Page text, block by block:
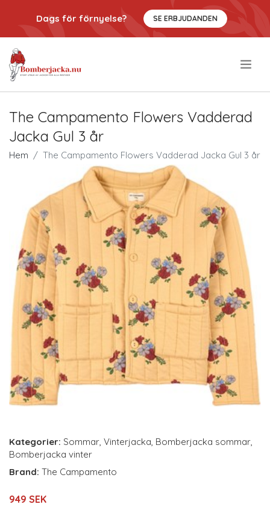
Dags för förnyelse? SE ERBJUDANDEN
The Campamento Flowers Vadderad
Jacka Gul 3 år
Hem The Campamento Flowers Vadderad Jacka Gul 3 år
Kategorier: Sommar, Vinterjacka, Bomberjacka sommar,
Bomberjacka vinter
Brand: The Campamento
949 SEK